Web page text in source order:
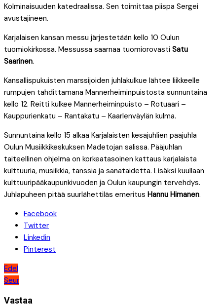
Kolminaisuuden katedraalissa. Sen toimittaa piispa Sergei
avustajineen.
Karjalaisen kansan messu järjestetään kello 10 Oulun
tuomiokirkossa. Messussa saarnaa tuomiorovasti Satu
Saarinen.
Kansallispukuisten marssijoiden juhlakulkue lähtee liikkeelle
rumpujen tahdittamana Mannerheiminpuistosta sunnuntaina
kello 12. Reitti kulkee Mannerheiminpuisto – Rotuaari –
Kauppurienkatu – Rantakatu – Kaarlenväylän kulma.
Sunnuntaina kello 15 alkaa Karjalaisten kesäjuhlien pääjuhla
Oulun Musiikkikeskuksen Madetojan salissa. Pääjuhlan
taiteellinen ohjelma on korkeatasoinen kattaus karjalaista
kulttuuria, musiikkia, tanssia ja sanataidetta. Lisäksi kuullaan
kulttuuripääkaupunkivuoden ja Oulun kaupungin tervehdys.
Juhlapuheen pitää suurlähettiläs emeritus Hannu Himanen.
Facebook
Twitter
Linkedin
Pinterest
Artikkelien
selaus
Edel
Seur
Vastaa